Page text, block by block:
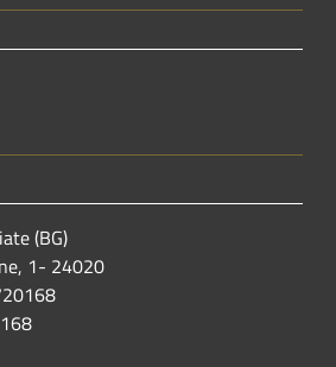
(BG)
1- 24020